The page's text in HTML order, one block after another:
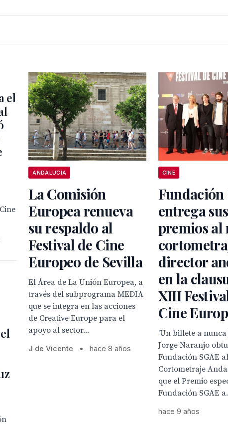
el
ANDALUCÍA
La Comisión
Europea renueva
su respaldo al
Festival de Cine
Europeo de Sevilla
El Área de La Unión Europea, a
través del subprograma MEDIA
que se integra en las acciones
de Creative Europe para el
apoyo al sector...
J de Vicente • hace 8 años
CINE
Fundación
entrega sus
premios al
director
en la
XIII
Cine
'Un billete a nunca
Jorge Naranjo
Fundación SGAE
Cortometraje
que el Premio
Fundación SGAE
hace 9 años